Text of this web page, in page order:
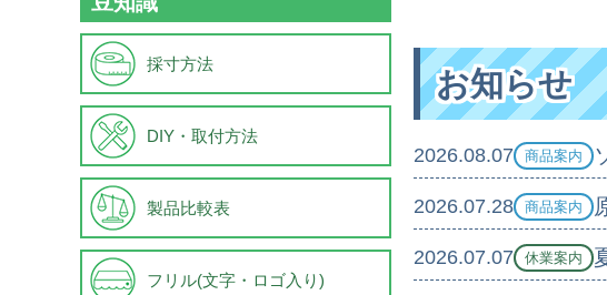
お知らせ
2026.08.07 商品案内
2026.07.28 商品案内
2026.07.07 休業案内
採寸方法
DIY・取付方法
製品比較表
フリル(文字・ロゴ入り)